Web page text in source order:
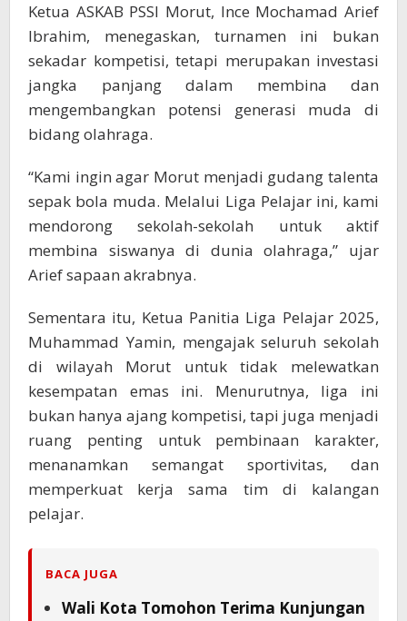
Ketua ASKAB PSSI Morut, Ince Mochamad Arief
Ibrahim, menegaskan, turnamen ini bukan
sekadar kompetisi, tetapi merupakan investasi
jangka panjang dalam membina dan
mengembangkan potensi generasi muda di
bidang olahraga.
“Kami ingin agar Morut menjadi gudang talenta
sepak bola muda. Melalui Liga Pelajar ini, kami
mendorong sekolah-sekolah untuk aktif
membina siswanya di dunia olahraga,” ujar
Arief sapaan akrabnya.
Sementara itu, Ketua Panitia Liga Pelajar 2025,
Muhammad Yamin, mengajak seluruh sekolah
di wilayah Morut untuk tidak melewatkan
kesempatan emas ini. Menurutnya, liga ini
bukan hanya ajang kompetisi, tapi juga menjadi
ruang penting untuk pembinaan karakter,
menanamkan semangat sportivitas, dan
memperkuat kerja sama tim di kalangan
pelajar.
BACA JUGA
Wali Kota Tomohon Terima Kunjungan